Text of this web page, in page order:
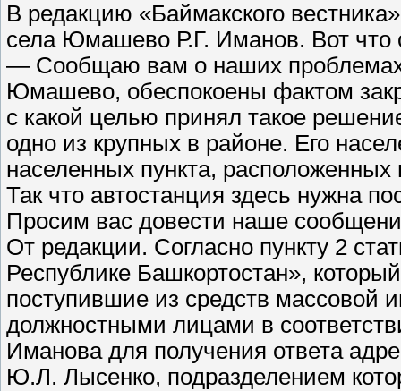
В редакцию «Баймакского
села Юмашево Р.Г. Иманов. Вот что
— Сообщаю вам о наших
Юмашево, обеспокоены фактом
с какой целью принял такое
одно из крупных в районе. Его
населенных пункта, расположенных
Так что автостанция здесь нужна
Просим вас довести наше
От редакции. Согласно пункту 2
Республике Башкортостан»,
поступившие из средств массовой
должностными лицами в
Иманова для получения ответа
Ю.Л. Лысенко, подразделением